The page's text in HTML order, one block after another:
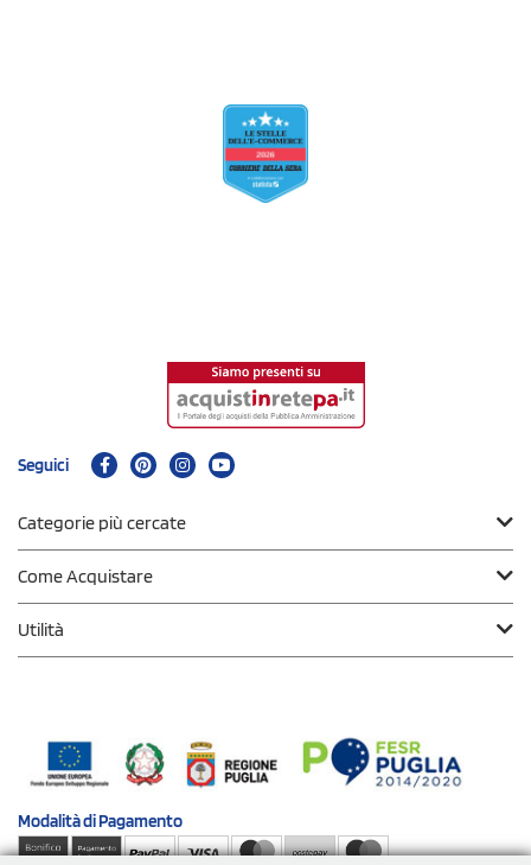
Seguici
Categorie più cercate
Come Acquistare
Utilità
Modalità diPagamento